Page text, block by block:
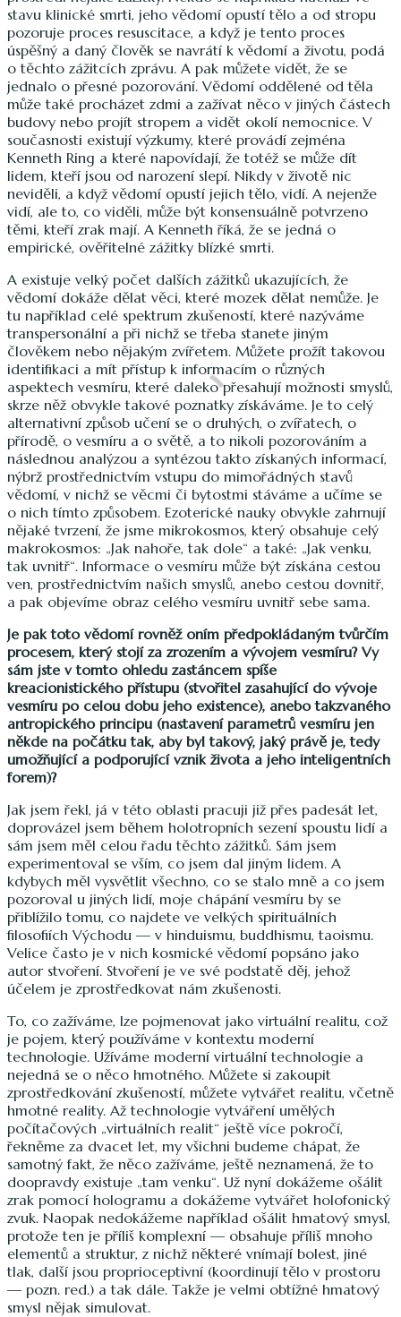
stavu klinické smrti, jeho vědomí opustí tělo a od stropu
pozoruje proces resuscitace, a když je tento proces
úspěšný a daný člověk se navrátí k vědomí a životu, podá
o těchto zážitcích zprávu. A pak můžete vidět, že se
jednalo o přesné pozorování. Vědomí oddělené od těla
může také procházet zdmi a zažívat něco v jiných částech
budovy nebo projít stropem a vidět okolí nemocnice. V
současnosti existují výzkumy, které provádí zejména
Kenneth Ring a které napovídají, že totéž se může dít
lidem, kteří jsou od narození slepí. Nikdy v životě nic
neviděli, a když vědomí opustí jejich tělo, vidí. A nejenže
vidí, ale to, co viděli, může být konsensuálně potvrzeno
těmi, kteří zrak mají. A Kenneth říká, že se jedná o
empirické, ověřitelné zážitky blízké smrti.
A existuje velký počet dalších zážitků ukazujících, že
vědomí dokáže dělat věci, které mozek dělat nemůže. Je
tu například celé spektrum zkušeností, které nazýváme
transpersonální a při nichž se třeba stanete jiným
člověkem nebo nějakým zvířetem. Můžete prožít takovou
identifikaci a mít přístup k informacím o různých
aspektech vesmíru, které daleko přesahují možnosti smyslů,
skrze něž obvykle takové poznatky získáváme. Je to celý
alternativní způsob učení se o druhých, o zvířatech, o
přírodě, o vesmíru a o světě, a to nikoli pozorováním a
následnou analýzou a syntézou takto získaných informací,
nýbrž prostřednictvím vstupu do mimořádných stavů
vědomí, v nichž se věcmi či bytostmi stáváme a učíme se
o nich tímto způsobem. Ezoterické nauky obvykle zahrnují
nějaké tvrzení, že jsme mikrokosmos, který obsahuje celý
makrokosmos: „Jak nahoře, tak dole“ a také: „Jak venku,
tak uvnitř“. Informace o vesmíru může být získána cestou
ven, prostřednictvím našich smyslů, anebo cestou dovnitř,
a pak objevíme obraz celého vesmíru uvnitř sebe sama.
Je pak toto vědomí rovněž oním předpokládaným tvůrčím
procesem, který stojí za zrozením a vývojem vesmíru? Vy
sám jste v tomto ohledu zastáncem spíše
kreacionistického přístupu (stvořitel zasahující do vývoje
vesmíru po celou dobu jeho existence), anebo takzvaného
antropického principu (nastavení parametrů vesmíru jen
někde na počátku tak, aby byl takový, jaký právě je, tedy
umožňující a podporující vznik života a jeho inteligentních
forem)?
Jak jsem řekl, já v této oblasti pracuji již přes padesát let,
doprovázel jsem během holotropních sezení spoustu lidí a
sám jsem měl celou řadu těchto zážitků. Sám jsem
experimentoval se vším, co jsem dal jiným lidem. A
kdybych měl vysvětlit všechno, co se stalo mně a co jsem
pozoroval u jiných lidí, moje chápání vesmíru by se
přiblížilo tomu, co najdete ve velkých spirituálních
filosofiích Východu — v hinduismu, buddhismu, taoismu.
Velice často je v nich kosmické vědomí popsáno jako
autor stvoření. Stvoření je ve své podstatě děj, jehož
účelem je zprostředkovat nám zkušenosti.
To, co zažíváme, lze pojmenovat jako virtuální realitu, což
je pojem, který používáme v kontextu moderní
technologie. Užíváme moderní virtuální technologie a
nejedná se o něco hmotného. Můžete si zakoupit
zprostředkování zkušeností, můžete vytvářet realitu, včetně
hmotné reality. Až technologie vytváření umělých
počítačových „virtuálních realit“ ještě více pokročí,
řekněme za dvacet let, my všichni budeme chápat, že
samotný fakt, že něco zažíváme, ještě neznamená, že to
doopravdy existuje „tam venku“. Už nyní dokážeme ošálit
zrak pomocí hologramu a dokážeme vytvářet holofonický
zvuk. Naopak nedokážeme například ošálit hmatový smysl,
protože ten je příliš komplexní — obsahuje příliš mnoho
elementů a struktur, z nichž některé vnímají bolest, jiné
tlak, další jsou proprioceptivní (koordinují tělo v prostoru
— pozn. red.) a tak dále. Takže je velmi obtížné hmatový
smysl nějak simulovat.